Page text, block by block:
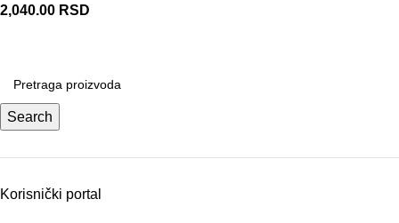
Search
Korisnički portal
2,040.00 RSD